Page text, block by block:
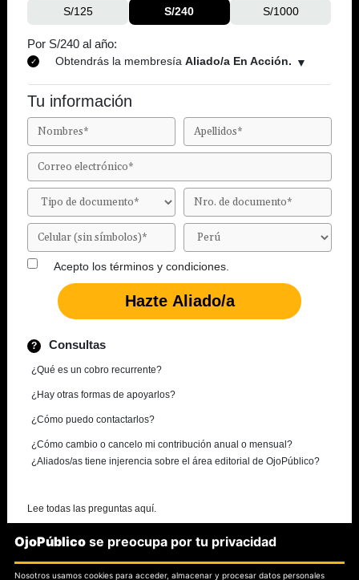
S/125 S/240 S/1000
Por S/240 al año:
Obtendrás la membresía Aliado/a En Acción.
Tu información
Acepto los términos y condiciones.
Consultas
¿Qué es un cobro recurrente?
¿Hay otras formas de apoyarlos?
¿Cómo puedo contactarlos?
¿Cómo cambio o cancelo mi contribución anual o mensual?
¿Aliados/as tiene injerencia sobre el área editorial de OjoPúblico?
Lee todas las preguntas aquí.
¿Necesitas más información?
OjoPúblico se preocupa por tu privacidad
Nosotros usamos cookies para acceder, almacenar y procesar datos personales